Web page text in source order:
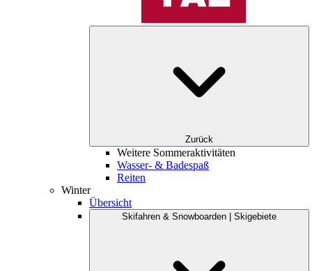
Zurück
Weitere Sommeraktivitäten
Wasser- & Badespaß
Reiten
Winter
Übersicht
Skifahren & Snowboarden | Skigebiete